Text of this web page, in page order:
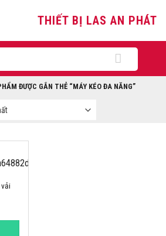
THIẾT BỊ LAS AN PHÁT
ĐƯỢC GẮN THẺ “MÁY KÉO ĐA NĂNG”